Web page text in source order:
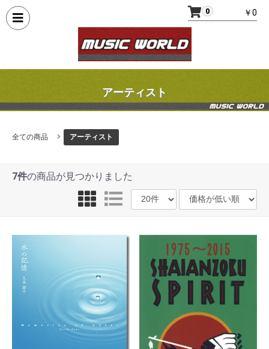
0 ￥0
アーティスト
全ての商品 アーティスト
7件の商品が見つかりました